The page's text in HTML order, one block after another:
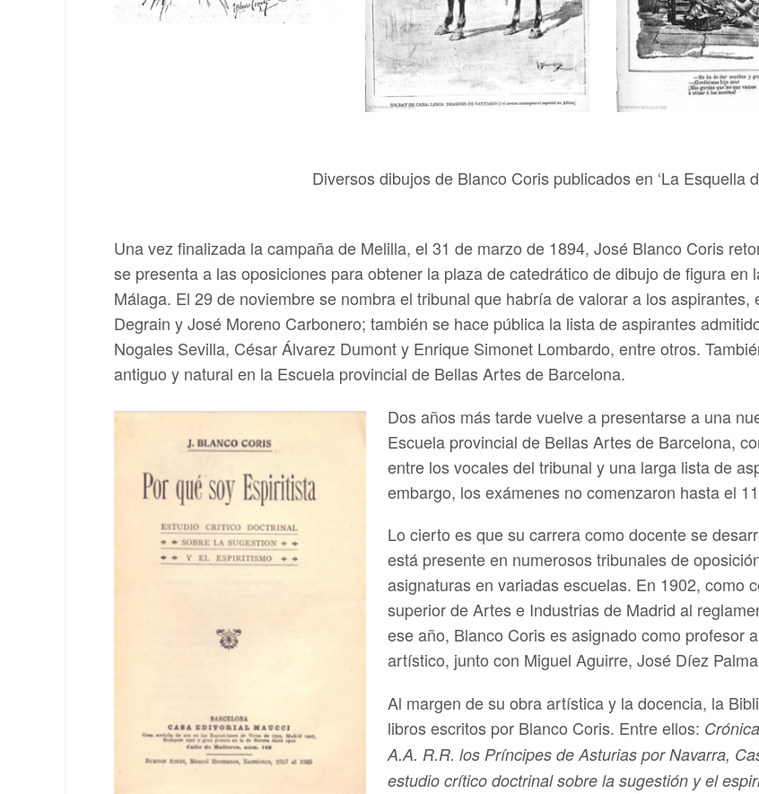
Diversos dibujos de Blanco Coris publicados en ‘La Esquella
Una vez finalizada la campaña de Melilla, el 31 de marzo de 1894, José Blanco Coris
se presenta a las oposiciones para obtener la plaza de catedrático de dibujo de figura
Málaga. El 29 de noviembre se nombra el tribunal que habría de valorar a los
Degrain y José Moreno Carbonero; también se hace pública la lista de aspirantes
Nogales Sevilla, César Álvarez Dumont y Enrique Simonet Lombardo, entre otros.
antiguo y natural en la Escuela provincial de Bellas Artes de Barcelona.
Dos años más tarde vuelve a presentarse a una
Escuela provincial de Bellas Artes de Barcelona,
entre los vocales del tribunal y una larga lista de
embargo, los exámenes no comenzaron hasta el
Lo cierto es que su carrera como docente se
está presente en numerosos tribunales de
asignaturas en variadas escuelas. En 1902, como
superior de Artes e Industrias de Madrid al
ese año, Blanco Coris es asignado como profesor
artístico, junto con Miguel Aguirre, José Díez
Al margen de su obra artística y la docencia, la
libros escritos por Blanco Coris. Entre ellos:
A.A. R.R. los Príncipes de Asturias por Navarra,
estudio crítico doctrinal sobre la sugestión y el